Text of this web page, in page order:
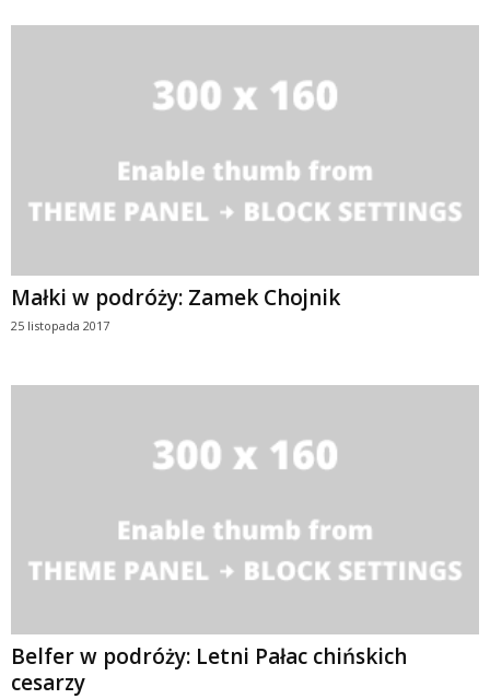
Małki w podróży: Zamek Chojnik
25 listopada 2017
Belfer w podróży: Letni Pałac chińskich
cesarzy